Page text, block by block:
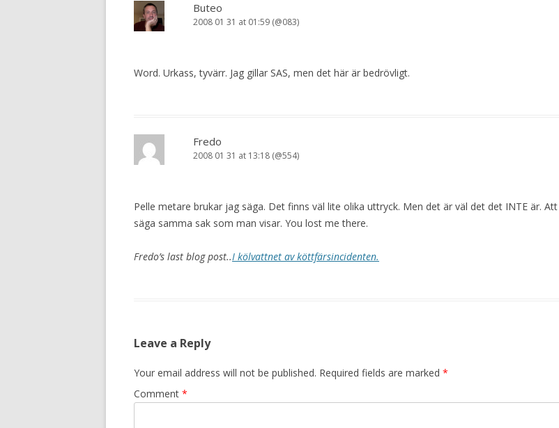
Buteo
2008 01 31 at 01:59 (@083)
Word. Urkass, tyvärr. Jag gillar SAS, men det här är bedrövligt.
Fredo
2008 01 31 at 13:18 (@554)
Pelle metare brukar jag säga. Det finns väl lite olika uttryck. Men det är väl det det INTE är. Att
säga samma sak som man visar. You lost me there.
Fredo’s last blog post..I kölvattnet av köttfärsincidenten.
Leave a Reply
Your email address will not be published. Required fields are marked *
Comment *